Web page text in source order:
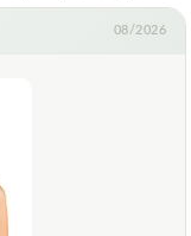
08/2026